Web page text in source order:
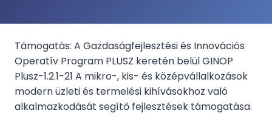
Támogatás: A Gazdaságfejlesztési és Innovációs
Operatív Program PLUSZ keretén belül GINOP
Plusz-1.2.1-21 A mikro-, kis- és középvállalkozások
modern üzleti és termelési kihívásokhoz való
alkalmazkodását segítő fejlesztések támogatása.